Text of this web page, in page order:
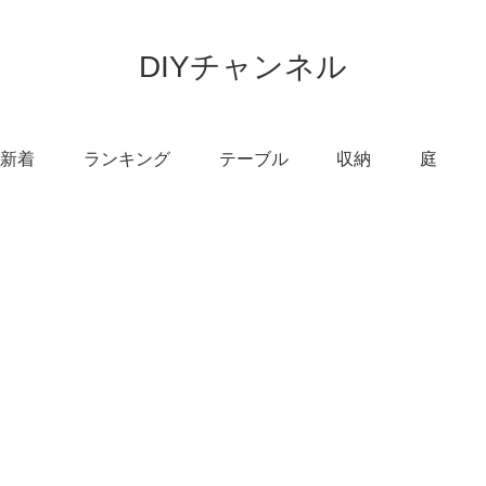
DIYチャンネル
新着 ランキング テーブル 収納 庭